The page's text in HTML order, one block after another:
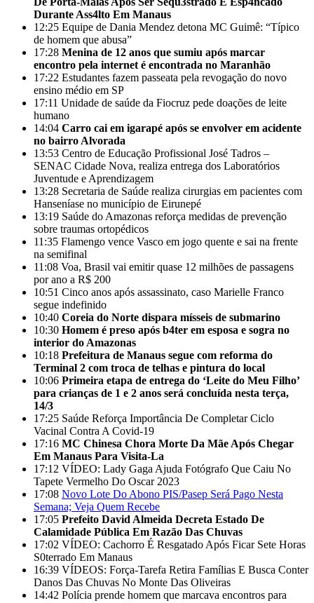
Durante Ass4lto Em Manaus
12:25 Equipe de Dania Mendez detona MC Guimê: “Típico
de homem que abusa”
17:28 Menina de 12 anos que sumiu após marcar
encontro pela internet é encontrada no Maranhão
17:22 Estudantes fazem passeata pela revogação do novo
ensino médio em SP
17:11 Unidade de saúde da Fiocruz pede doações de leite
humano
14:04 Carro cai em igarapé após se envolver em acidente
no bairro Alvorada
13:53 Centro de Educação Profissional José Tadros –
SENAC Cidade Nova, realiza entrega dos Laboratórios
Juventude e Aprendizagem
13:28 Secretaria de Saúde realiza cirurgias em pacientes com
Hanseníase no município de Eirunepé
13:19 Saúde do Amazonas reforça medidas de prevenção
sobre traumas ortopédicos
11:35 Flamengo vence Vasco em jogo quente e sai na frente
na semifinal
11:08 Voa, Brasil vai emitir quase 12 milhões de passagens
por ano a R$ 200
10:51 Cinco anos após assassinato, caso Marielle Franco
segue indefinido
10:40 Coreia do Norte dispara mísseis de submarino
10:30 Homem é preso após b4ter em esposa e sogra no
interior do Amazonas
10:18 Prefeitura de Manaus segue com reforma do
Terminal 2 com troca de telhas e pintura do local
10:06 Primeira etapa de entrega do ‘Leite do Meu Filho’
para crianças de 1 e 2 anos será concluída nesta terça,
14/3
17:25 Saúde Reforça Importância De Completar Ciclo
Vacinal Contra A Covid-19
17:16 MC Chinesa Chora Morte Da Mãe Após Chegar
Em Manaus Para Visita-La
17:12 VÍDEO: Lady Gaga Ajuda Fotógrafo Que Caiu No
Tapete Vermelho Do Oscar 2023
17:08 Novo Lote Do Abono PIS/Pasep Será Pago Nesta
Semana; Veja Quem Recebe
17:05 Prefeito David Almeida Decreta Estado De
Calamidade Pública Em Razão Das Chuvas
17:02 VÍDEO: Cachorro É Resgatado Após Ficar Sete Horas
S0terrado Em Manaus
16:39 VÍDEOS: Força-Tarefa Retira Famílias E Busca Conter
Danos Das Chuvas No Monte Das Oliveiras
14:42 Polícia prende homem que marcava encontros para